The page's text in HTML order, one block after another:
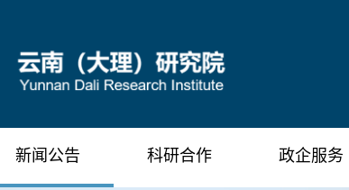
新闻公告 科研合作 政企服务